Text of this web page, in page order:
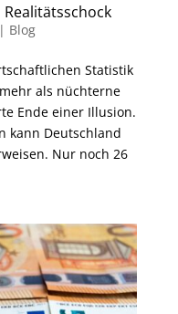
Blog
Statistik
als nüchterne
Ende einer Illusion.
kann Deutschland
Nur noch 26